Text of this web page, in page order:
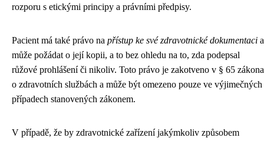
rozporu s etickými principy a právními předpisy.
Pacient má také právo na přístup ke své zdravotnické dokumentaci a
může požádat o její kopii, a to bez ohledu na to, zda podepsal
růžové prohlášení či nikoliv. Toto právo je zakotveno v § 65 zákona
o zdravotních službách a může být omezeno pouze ve výjimečných
případech stanovených zákonem.
V případě, že by zdravotnické zařízení jakýmkoliv způsobem